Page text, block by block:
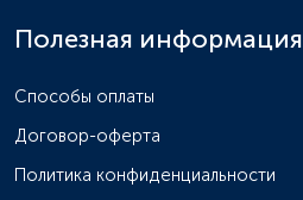
Полезная информация
Способы оплаты
Договор-оферта
Политика конфиденциальности